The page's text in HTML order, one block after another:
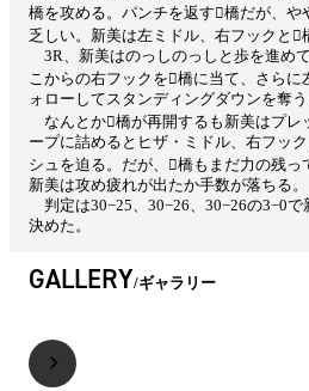
橋を攻める。パンチを返す橋だが、や
乏しい。新美は左ミドル、右フックと
3R、新美はのっしのっしと歩を進め
こからの右フックを橋に当て、さらに
ォローしてスタンディングダウンを奪う
なんとか橋が再開するも新美はプレ
ープに詰めるとヒザ・ミドル、右フッ
シュを迫る。だが、橋もまだ力の残っ
新美は攻め疲れが出たか手数が落ちる。
判定は30−25、30−26、30−26の3−0で
決めた。
GALLERY ギャラリー